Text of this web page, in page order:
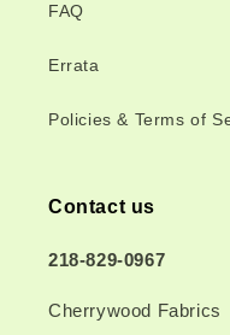
FAQ
Errata
Policies & Terms of
Contact us
218-829-0967
Cherrywood Fabrics